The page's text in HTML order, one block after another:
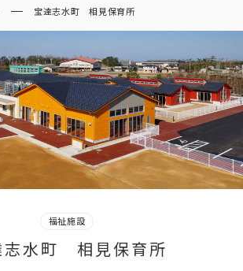
宝達志水町 相見保育所
福祉施設
志水町 相見保育所